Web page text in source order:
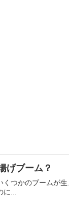
げブーム？
くつかのブームが
...